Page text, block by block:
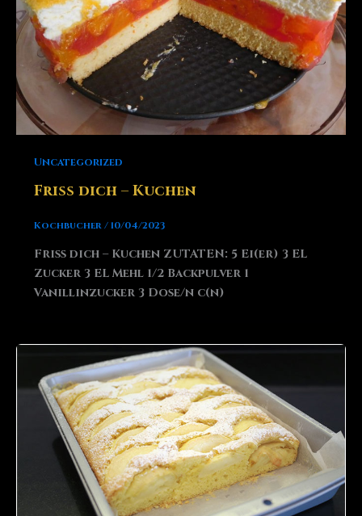
Uncategorized
Friss dich – Kuchen
Kochbucher/10/04/2023
Friss dich – Kuchen ZUTATEN: 5 Ei(er) 3 EL
Zucker 3 EL Mehl 1/2 Backpulver 1
Vanillinzucker 3 Dose/n c(n)